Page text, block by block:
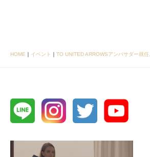
HOME ｜ イベント ｜ TO UNITED ARROWSアンバサダー就